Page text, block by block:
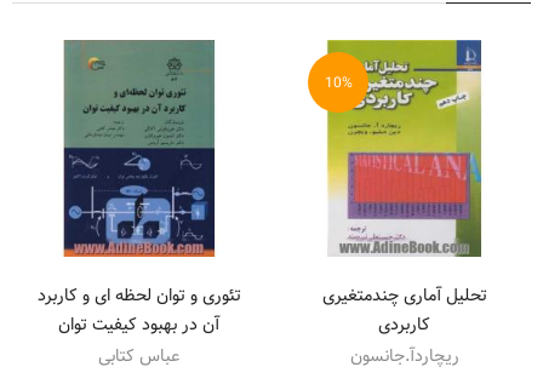
10%
تحلیل آماری چندمتغیری
کاربردی
ریچاردآ.جانسون
تئوری و توان لحظه ای و کاربرد
آن در بهبود کیفیت توان
عباس کتابی